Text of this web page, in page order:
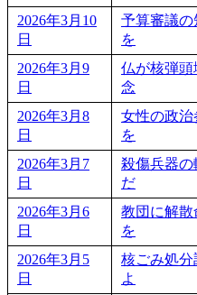
2026年3月10
日
予算審議
を
2026年3月9
日
仏が核弾
念
2026年3月8
日
女性の政
を
2026年3月7
日
殺傷兵器
だ
2026年3月6
日
教団に解
を
2026年3月5
日
核ごみ処
よ